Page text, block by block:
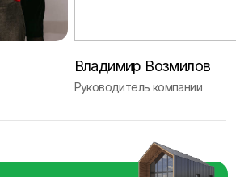
Владимир Возмилов
Руководитель компании